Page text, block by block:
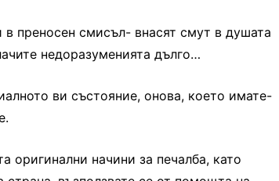
преносен смисъл- внасят смут в душата
недоразуменията дълго…
ви състояние, онова, което имате-
оригинални начини за печалба, като